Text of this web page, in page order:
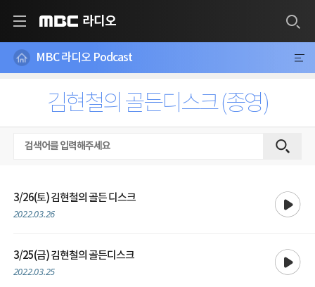
라디오
MBC 라디오 Podcast
김현철의 골든디스크 (종영)
3/26(토) 김현철의 골든 디스크
2022.03.26
3/25(금) 김현철의 골든디스크
2022.03.25